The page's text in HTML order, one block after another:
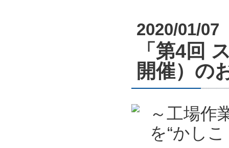
2020/01/07
「第4回
開催）の
～工場作
を“かし